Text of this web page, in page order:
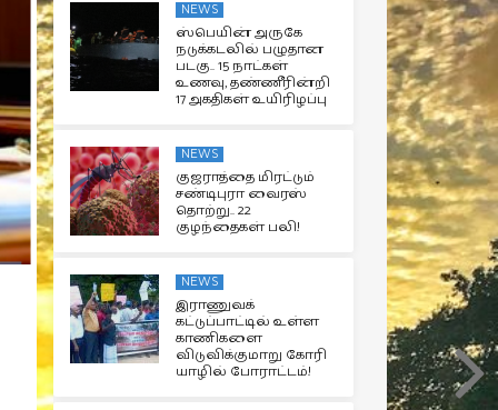
NEWS
ஸ்பெயின் அருகே
நடுக்கடலில் பழுதான
படகு.. 15 நாட்கள்
உணவு, தண்ணீரின்றி
17 அகதிகள் உயிரிழப்பு
NEWS
குஜராத்தை மிரட்டும்
சண்டிபுரா வைரஸ்
தொற்று.. 22
குழந்தைகள் பலி!
NEWS
இராணுவக்
கட்டுப்பாட்டில் உள்ள
காணிகளை
விடுவிக்குமாறு கோரி
யாழில் போராட்டம்!